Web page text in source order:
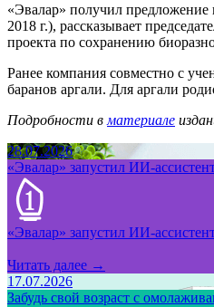
«Эвалар» получил
2018 г.), рассказывает
проекта по сохранению
Ранее компания совместно с
баранов аргали. Для аргали
Подробности вматериале
28.07.2026
«Эвалар» запустил ИИ-
«Эвалар» запустил ИИ-
Читать далее →
17.07.2026
Забудь свой возраст с